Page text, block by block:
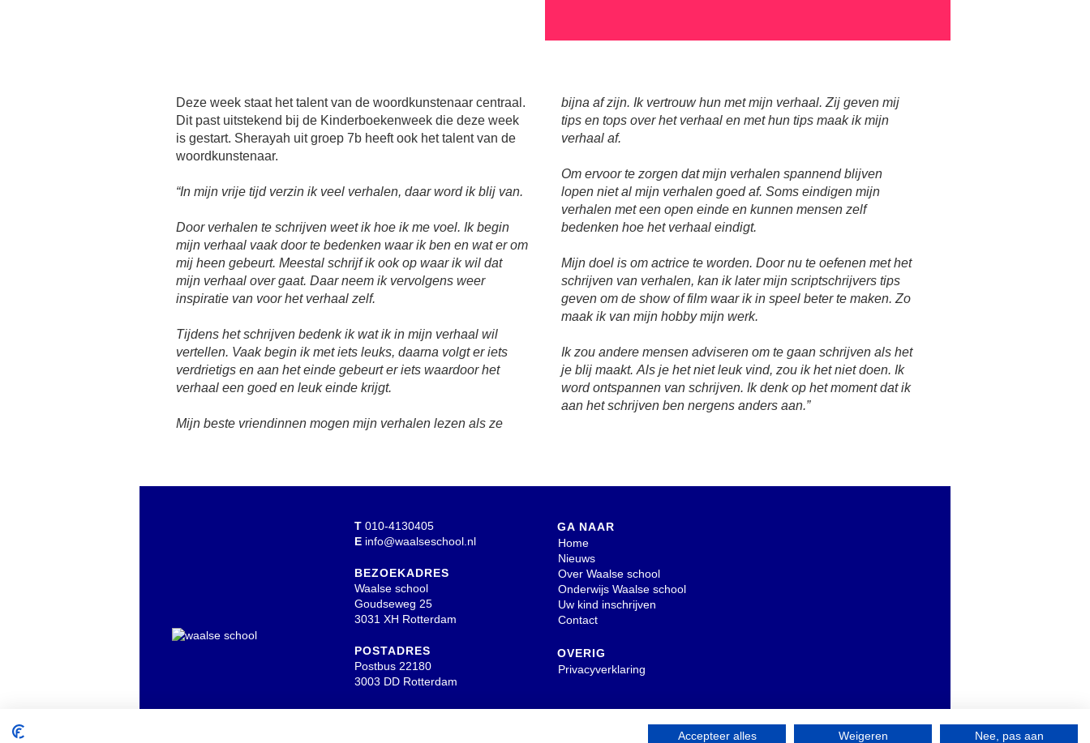
Deze week staat het talent van de woordkunstenaar centraal.
Dit past uitstekend bij de Kinderboekenweek die deze week
is gestart. Sherayah uit groep 7b heeft ook het talent van de
woordkunstenaar.
“In mijn vrije tijd verzin ik veel verhalen, daar word ik blij van.
Door verhalen te schrijven weet ik hoe ik me voel. Ik begin
mijn verhaal vaak door te bedenken waar ik ben en wat er om
mij heen gebeurt. Meestal schrijf ik ook op waar ik wil dat
mijn verhaal over gaat. Daar neem ik vervolgens weer
inspiratie van voor het verhaal zelf.
Tijdens het schrijven bedenk ik wat ik in mijn verhaal wil
vertellen. Vaak begin ik met iets leuks, daarna volgt er iets
verdrietigs en aan het einde gebeurt er iets waardoor het
verhaal een goed en leuk einde krijgt.
Mijn beste vriendinnen mogen mijn verhalen lezen als ze
bijna af zijn. Ik vertrouw hun met mijn verhaal. Zij geven mij
tips en tops over het verhaal en met hun tips maak ik mijn
verhaal af.
Om ervoor te zorgen dat mijn verhalen spannend blijven
lopen niet al mijn verhalen goed af. Soms eindigen mijn
verhalen met een open einde en kunnen mensen zelf
bedenken hoe het verhaal eindigt.
Mijn doel is om actrice te worden. Door nu te oefenen met het
schrijven van verhalen, kan ik later mijn scriptschrijvers tips
geven om de show of film waar ik in speel beter te maken. Zo
maak ik van mijn hobby mijn werk.
Ik zou andere mensen adviseren om te gaan schrijven als het
je blij maakt. Als je het niet leuk vind, zou ik het niet doen. Ik
word ontspannen van schrijven. Ik denk op het moment dat ik
aan het schrijven ben nergens anders aan.”
T 010-4130405
E info@waalseschool.nl
BEZOEKADRES
Waalse school
Goudseweg 25
3031 XH Rotterdam
POSTADRES
Postbus 22180
3003 DD Rotterdam
GA NAAR
Home
Nieuws
Over Waalse school
Onderwijs Waalse school
Uw kind inschrijven
Contact
OVERIG
Privacyverklaring
INSCHRIJVEN NIEUWSBRIEF
Accepteer alles Weigeren Nee, pas aan